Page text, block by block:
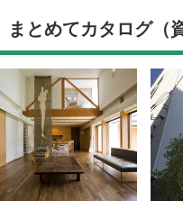
まとめてカタログ（